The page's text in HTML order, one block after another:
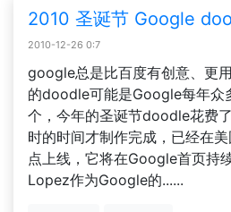
2010 圣诞节 Google
2010-12-26 0:7
google总是比百度有创意、更
的doodle可能是Google每年众
个，今年的圣诞节doodle花费
时的时间才制作完成，已经在
点上线，它将在Google首页持
Lopez作为Google的......